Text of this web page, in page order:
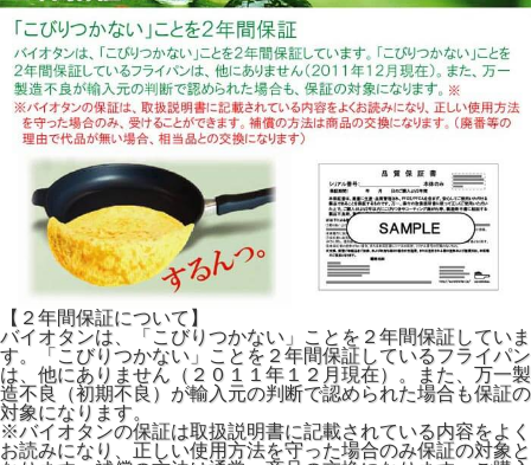
【２年間保証について】
バイオタンは、「こびりつかない」ことを２年間保証していま
す。「こびりつかない」ことを２年間保証しているフライパン
は、他にありません（２０１１年１２月現在）。また、万一製
造不良（初期不良）が輸入元の判断で認められた場合も保証の
対象になります。
※バイオタンの保証は取扱説明書に記載されている内容をよく
お読みになり、正しい使用方法を守った場合のみ保証の対象と